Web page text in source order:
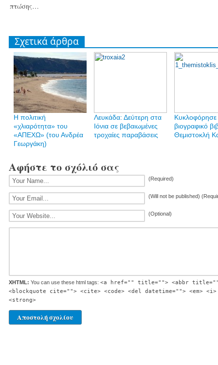
πτώσης…
Σχετικά άρθρα
H πολιτική
«χλιαρότητα» του
«AΠΕΧΩ» (του Ανδρέα
Γεωργάκη)
Λευκάδα: Δεύτερη στα
Ιόνια σε βεβαιωμένες
τροχαίες παραβάσεις
Κυκλοφόρησε
βιογραφικό
Θεμιστοκλή
Αφήστε το σχόλιό σας
(Required)
(Will not be published)
(Optional)
XHTML: You can use these html tags: <a href="" title=""> <abbr
<blockquote cite=""> <cite> <code> <del datetime=""> <em>
<strong>